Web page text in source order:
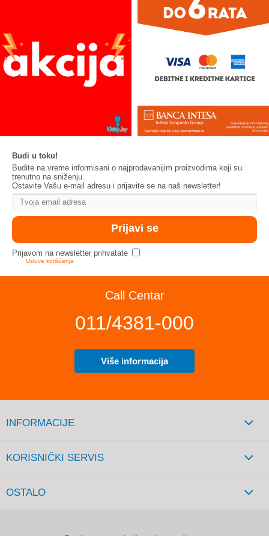
Budi u toku!
Budite na vreme informisani o najprodavanijim proizvodima koji su
trenutno na sniženju.
Ostavite Vašu e-mail adresu i prijavite se na naš newsletter!
Prijavom na newsletter prihvatate
Uslove korišćenja
Call Centar
011/4381-000
Više informacija
INFORMACIJE
KORISNIČKI SERVIS
OSTALO